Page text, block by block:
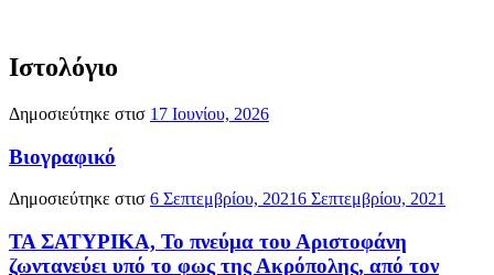
Ιστολόγιο
Δημοσιεύτηκε στισ 17 Ιουνίου, 2026
Βιογραφικό
Δημοσιεύτηκε στισ 6 Σεπτεμβρίου, 20216 Σεπτεμβρίου, 2021
ΤΑ ΣΑΤΥΡΙΚΑ, Το πνεύμα του Αριστοφάνη
ζωντανεύει υπό το φως της Ακρόπολης, από τον